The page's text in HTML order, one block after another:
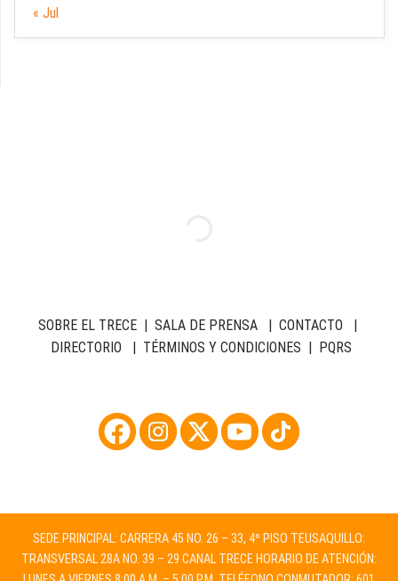
« Jul
SOBRE EL TRECE| SALA DE PRENSA| CONTACTO |
DIRECTORIO | TÉRMINOS Y CONDICIONES | PQRS
SEDE PRINCIPAL: CARRERA 45 NO. 26 – 33, 4º PISO TEUSAQUILLO:
TRANSVERSAL 28A NO. 39 – 29 CANAL TRECE HORARIO DE ATENCIÓN: